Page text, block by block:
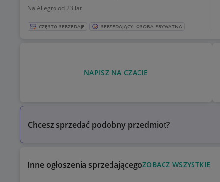
Na Allegro od 23 lat
CZĘSTO SPRZEDAJE SPRZEDAJĄCY: OSOBA PRYWATNA
NAPISZ NA CZACIE
Inne ogłoszenia sprzedającegoZOBACZ WSZYSTKIE
Chcesz sprzedać podobny przedmiot?